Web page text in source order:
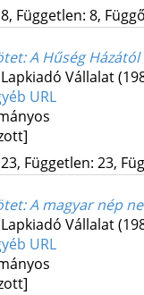
Független: 8,
: A Hűség
Lapkiadó Vállalat
URL
Független: 23,
: A magyar nép
Lapkiadó Vállalat
URL